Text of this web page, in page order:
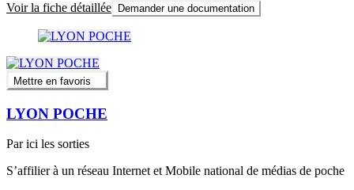
Voir la fiche détaillée Demander une documentation
Mettre en favoris
LYON POCHE
Par ici les sorties
S’affilier à un réseau Internet et Mobile national de médias de poche